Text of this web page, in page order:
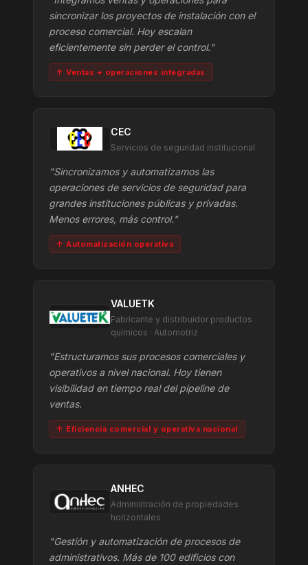
sincronizar los proyectos de instalación con el
proceso comercial. Hoy escalan
eficientemente sin perder el control."
↑ Ventas + operaciones integradas
CEC
Servicios de seguridad institucional
"Sincronizamos y automatizamos las
operaciones de servicios de seguridad para
grandes instituciones públicas y privadas.
Menos errores, más control."
↑ Automatización operativa
VALUETK
Fabricante y distribuidor productos
químicos · Automotriz
"Estructuramos sus procesos comerciales y
operativos a nivel nacional. Hoy tienen
visibilidad en tiempo real del pipeline de
ventas.
↑ Eficiencia comercial y operativa nacional
ANHEC
Administración de propiedades
horizontales
"Gestión y automatización de procesos de
administrativos. Más de 100 edificios con